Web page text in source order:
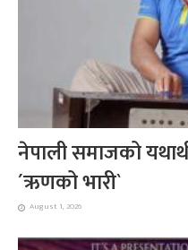
नेपाली समाजको
´ऋणको भारी`
August 1, 2026